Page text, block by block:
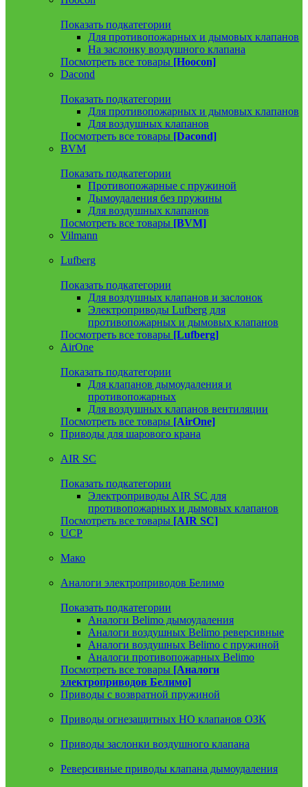
Показать подкатегории
Для противопожарных и дымовых клапанов
На заслонку воздушного клапана
Посмотреть все товары [Hoocon]
Dacond
Показать подкатегории
Для противопожарных и дымовых клапанов
Для воздушных клапанов
Посмотреть все товары [Dacond]
BVM
Показать подкатегории
Противопожарные с пружиной
Дымоудаления без пружины
Для воздушных клапанов
Посмотреть все товары [BVM]
Vilmann
Lufberg
Показать подкатегории
Для воздушных клапанов и заслонок
Электроприводы Lufberg для
противопожарных и дымовых клапанов
Посмотреть все товары [Lufberg]
AirOne
Показать подкатегории
Для клапанов дымоудаления и
противопожарных
Для воздушных клапанов вентиляции
Посмотреть все товары [AirOne]
Приводы для шарового крана
AIR SC
Показать подкатегории
Электроприводы AIR SC для
противопожарных и дымовых клапанов
Посмотреть все товары [AIR SC]
UCP
Мако
Аналоги электроприводов Белимо
Показать подкатегории
Аналоги Belimo дымоудаления
Аналоги воздушных Belimo реверсивные
Аналоги воздушных Belimo с пружиной
Аналоги противопожарных Belimo
Посмотреть все товары [Аналоги
электроприводов Белимо]
Приводы с возвратной пружиной
Приводы огнезащитных НО клапанов ОЗК
Приводы заслонки воздушного клапана
Реверсивные приводы клапана дымоудаления